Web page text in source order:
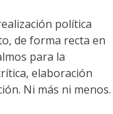
política
de forma recta en
para la
elaboración
Ni más ni menos.